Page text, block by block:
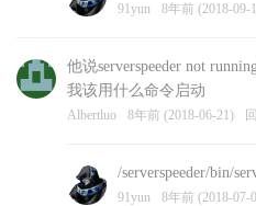
91yun 8年前 (2018-09-
他说serverspeeder not
我该用什么命令启动
Albertluo 8年前 (2018-06-21)
/serverspeeder/bin/
91yun 8年前 (2018-07-